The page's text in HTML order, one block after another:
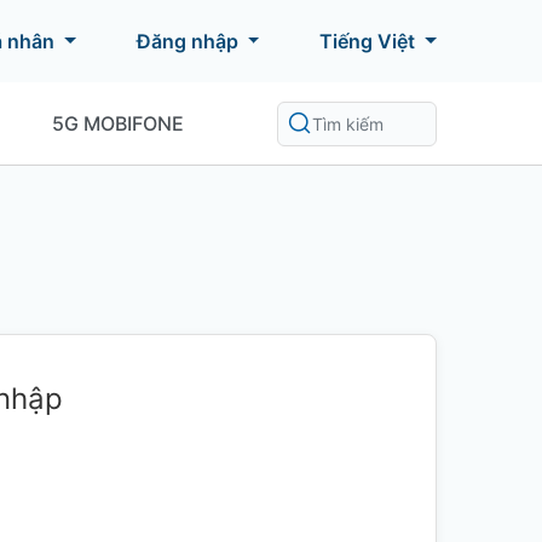
nhân Đăng nhập Tiếng Việt
5G MOBIFONE